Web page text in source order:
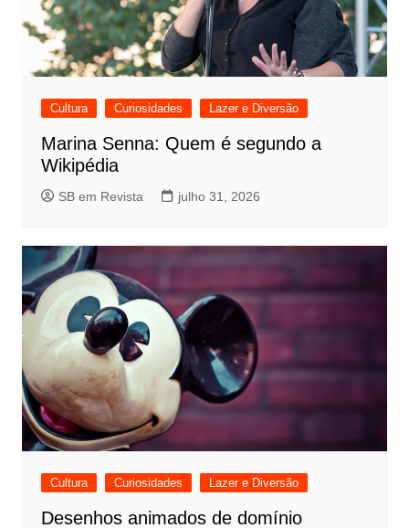
Cultura Curiosidades Lazer e Diversão
Marina Senna: Quem é segundo a
Wikipédia
SB em Revista julho 31, 2026
Cultura Curiosidades Lazer e Diversão
Desenhos animados de domínio